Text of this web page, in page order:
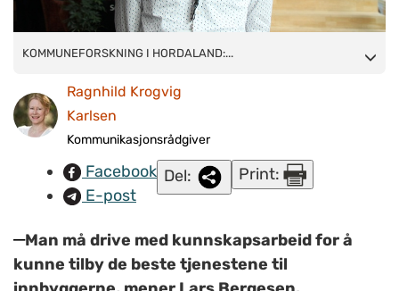
KOMMUNEFORSKNING I HORDALAND: Rådgiver Lars Bergesen
rekke forskningsinstitusjoner og flere rådgivere er med. (FOTO:
Ragnhild Krogvig Karlsen/NAPHA).
KOMMUNEFORSKNING I HORDALAND:...
Ragnhild Krogvig
Karlsen
Kommunikasjonsrådgiver
Facebook
E-post
Del: Print:
–Man må drive med kunnskapsarbeid for å
kunne tilby de beste tjenestene til